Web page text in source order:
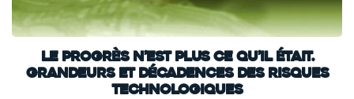
Le progrès n’est plus ce qu’il était.
Grandeurs et décadences des risques
technologiques